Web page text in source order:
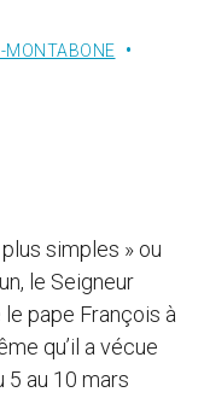
MONTABONE
simples » ou
le Seigneur
pape François à
qu’il a vécue
5 au 10 mars